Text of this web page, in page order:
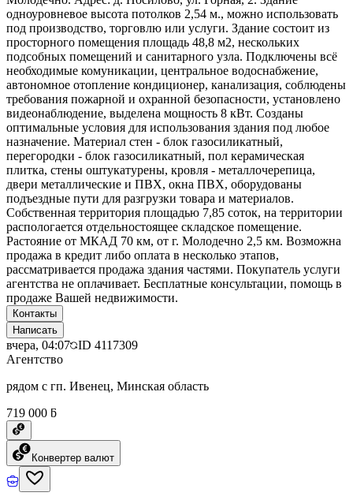
одноуровневое высота потолков 2,54 м., можно использовать
под производство, торговлю или услуги. Здание состоит из
просторного помещения площадь 48,8 м2, нескольких
подсобных помещений и санитарного узла. Подключены всё
необходимые комуникации, центральное водоснабжение,
автономное отопление кондиционер, канализация, соблюдены
требования пожарной и охранной безопасности, установлено
видеонаблюдение, выделена мощность 8 кВт. Созданы
оптимальные условия для использования здания под любое
назначение. Материал стен - блок газосиликатный,
перегородки - блок газосиликатный, пол керамическая
плитка, стены оштукатурены, кровля - металлочерепица,
двери металлические и ПВХ, окна ПВХ, оборудованы
подъездные пути для разгрузки товара и материалов.
Собственная территория площадью 7,85 соток, на территории
распологается отдельностоящее складское помещение.
Растояние от МКАД 70 км, от г. Молодечно 2,5 км. Возможна
продажа в кредит либо оплата в несколько этапов,
рассматривается продажа здания частями. Покупатель услуги
агентства не оплачивает. Бесплатные консультации, помощь в
продаже Вашей недвижимости.
Контакты
Написать
вчера, 04:07 ID 4117309
Агентство
рядом с гп. Ивенец, Минская область
719 000 ƃ
Конвертер валют